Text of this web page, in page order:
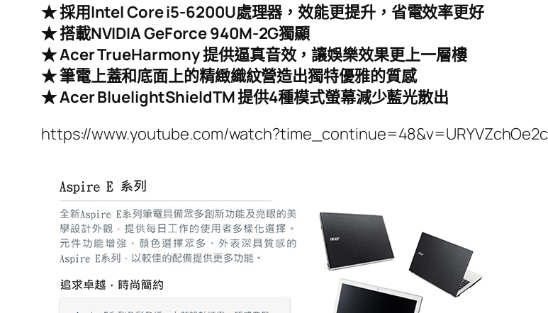
★ 採用Intel Core i5-6200U處理器，效能更提升，省電效率更好
★ 搭載NVIDIA GeForce 940M-2G獨顯
★ Acer TrueHarmony 提供逼真音效，讓娛樂效果更上一層樓
★ 筆電上蓋和底面上的精緻織紋營造出獨特優雅的質感
★ Acer BluelightShieldTM 提供4種模式螢幕減少藍光散出
https://www.youtube.com/watch?time_continue=48&v=URYVZchOe2c